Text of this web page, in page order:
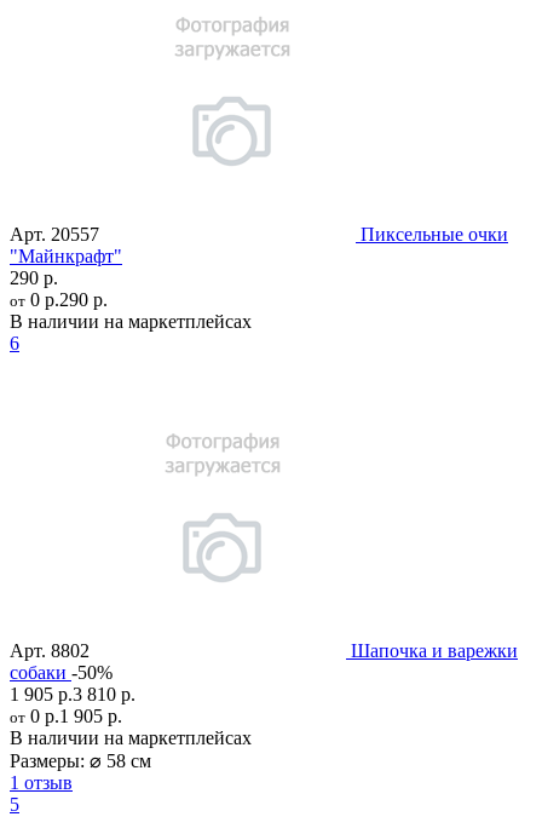
Арт. 20557
Пиксельные очки
"Mайнкрафт"
290 р.
от 0 р.290 р.
В наличии на маркетплейсах
6
Арт. 8802
Шапочка и варежки
собаки -50%
1 905 р.3 810 р.
от 0 р.1 905 р.
В наличии на маркетплейсах
Размеры: ⌀ 58 см
1 отзыв
5